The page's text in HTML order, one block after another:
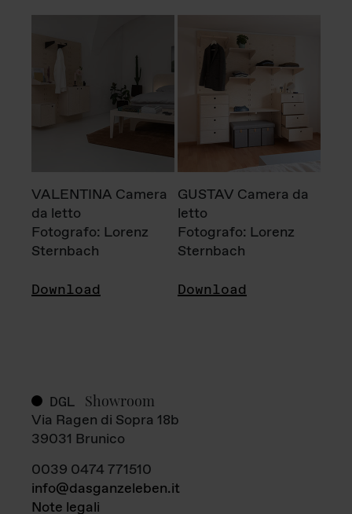
VALENTINA Camera
da letto
Fotografo: Lorenz
Sternbach
Download
GUSTAV Camera da
letto
Fotografo: Lorenz
Sternbach
Download
DGL Showroom
Via Ragen di Sopra 18b
39031 Brunico
0039 0474 771510
info@dasganzeleben.it
Note legali